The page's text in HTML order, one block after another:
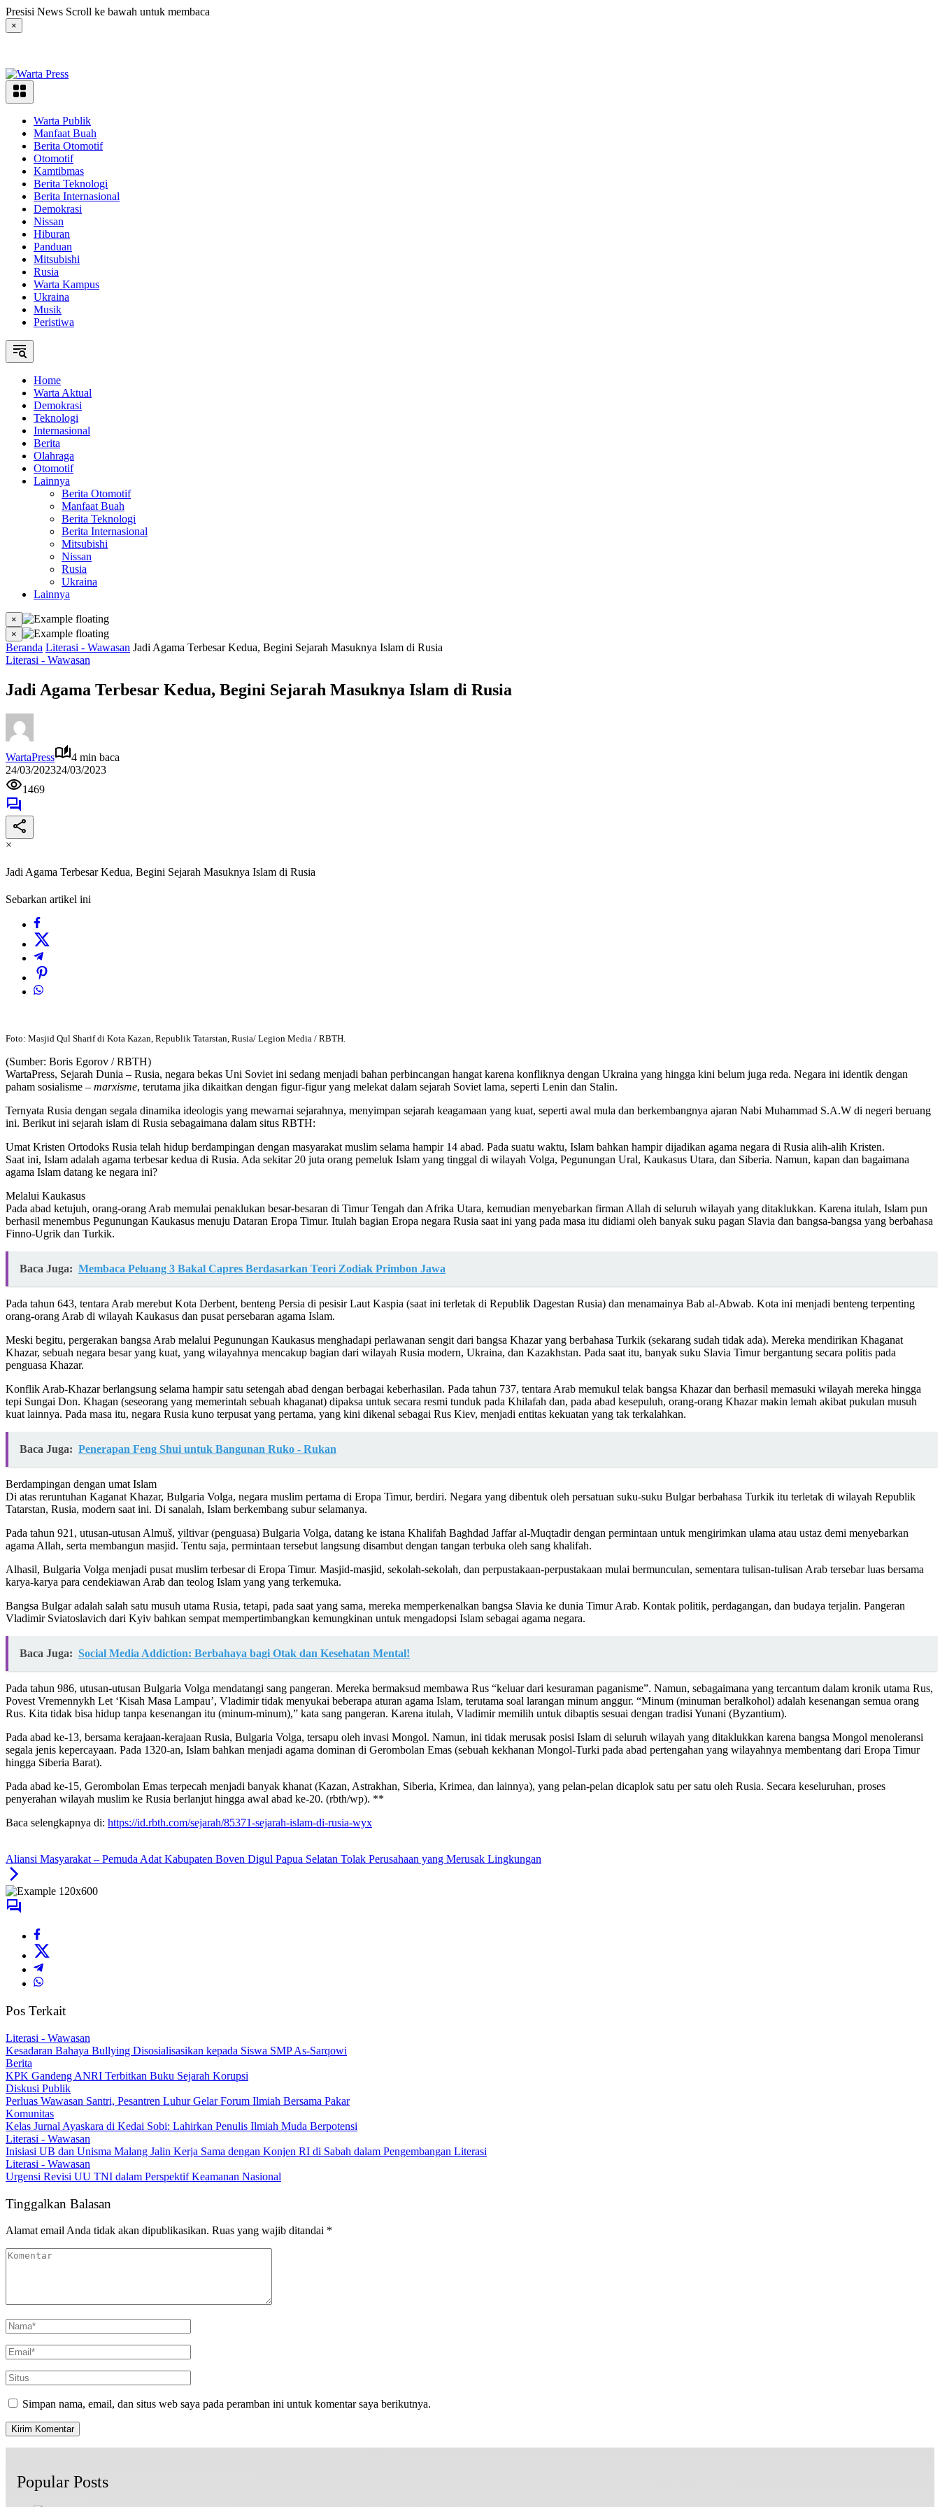
Langsung
ke
konten
Presisi News Scroll ke bawah untuk membaca
×
Warta Publik
Manfaat Buah
Berita Otomotif
Otomotif
Kamtibmas
Berita Teknologi
Berita Internasional
Demokrasi
Nissan
Hiburan
Panduan
Mitsubishi
Rusia
Warta Kampus
Ukraina
Musik
Peristiwa
Home
Warta Aktual
Demokrasi
Teknologi
Internasional
Berita
Olahraga
Otomotif
Lainnya
Berita Otomotif
Manfaat Buah
Berita Teknologi
Berita Internasional
Mitsubishi
Nissan
Rusia
Ukraina
Lainnya
×
×
Beranda Literasi - Wawasan Jadi Agama Terbesar Kedua, Begini Sejarah Masuknya Islam di Rusia
Literasi - Wawasan
Jadi Agama Terbesar Kedua, Begini Sejarah Masuknya Islam di Rusia
WartaPress
4 min baca
24/03/202324/03/2023
1469
×
Jadi Agama Terbesar Kedua, Begini Sejarah Masuknya Islam di Rusia
Sebarkan artikel ini
Foto: Masjid Qul Sharif di Kota Kazan, Republik Tatarstan, Rusia/ Legion Media / RBTH.
(Sumber: Boris Egorov / RBTH)
WartaPress, Sejarah Dunia – Rusia, negara bekas Uni Soviet ini sedang menjadi bahan perbincangan hangat karena konfliknya dengan Ukraina yang hingga kini belum juga reda. Negara ini identik dengan
paham sosialisme – marxisme, terutama jika dikaitkan dengan figur-figur yang melekat dalam sejarah Soviet lama, seperti Lenin dan Stalin.
Ternyata Rusia dengan segala dinamika ideologis yang mewarnai sejarahnya, menyimpan sejarah keagamaan yang kuat, seperti awal mula dan berkembangnya ajaran Nabi Muhammad S.A.W di negeri beruang
ini. Berikut ini sejarah islam di Rusia sebagaimana dalam situs RBTH:
Umat Kristen Ortodoks Rusia telah hidup berdampingan dengan masyarakat muslim selama hampir 14 abad. Pada suatu waktu, Islam bahkan hampir dijadikan agama negara di Rusia alih-alih Kristen.
Saat ini, Islam adalah agama terbesar kedua di Rusia. Ada sekitar 20 juta orang pemeluk Islam yang tinggal di wilayah Volga, Pegunungan Ural, Kaukasus Utara, dan Siberia. Namun, kapan dan bagaimana
agama Islam datang ke negara ini?
Melalui Kaukasus
Pada abad ketujuh, orang-orang Arab memulai penaklukan besar-besaran di Timur Tengah dan Afrika Utara, kemudian menyebarkan firman Allah di seluruh wilayah yang ditaklukkan. Karena itulah, Islam pun
berhasil menembus Pegunungan Kaukasus menuju Dataran Eropa Timur. Itulah bagian Eropa negara Rusia saat ini yang pada masa itu didiami oleh banyak suku pagan Slavia dan bangsa-bangsa yang berbahasa
Finno-Ugrik dan Turkik.
Baca Juga: Membaca Peluang 3 Bakal Capres Berdasarkan Teori Zodiak Primbon Jawa
Pada tahun 643, tentara Arab merebut Kota Derbent, benteng Persia di pesisir Laut Kaspia (saat ini terletak di Republik Dagestan Rusia) dan menamainya Bab al-Abwab. Kota ini menjadi benteng terpenting
orang-orang Arab di wilayah Kaukasus dan pusat persebaran agama Islam.
Meski begitu, pergerakan bangsa Arab melalui Pegunungan Kaukasus menghadapi perlawanan sengit dari bangsa Khazar yang berbahasa Turkik (sekarang sudah tidak ada). Mereka mendirikan Khaganat
Khazar, sebuah negara besar yang kuat, yang wilayahnya mencakup bagian dari wilayah Rusia modern, Ukraina, dan Kazakhstan. Pada saat itu, banyak suku Slavia Timur bergantung secara politis pada
penguasa Khazar.
Konflik Arab-Khazar berlangsung selama hampir satu setengah abad dengan berbagai keberhasilan. Pada tahun 737, tentara Arab memukul telak bangsa Khazar dan berhasil memasuki wilayah mereka hingga
tepi Sungai Don. Khagan (seseorang yang memerintah sebuah khaganat) dipaksa untuk secara resmi tunduk pada Khilafah dan, pada abad kesepuluh, orang-orang Khazar makin lemah akibat pukulan musuh
kuat lainnya. Pada masa itu, negara Rusia kuno terpusat yang pertama, yang kini dikenal sebagai Rus Kiev, menjadi entitas kekuatan yang tak terkalahkan.
Baca Juga: Penerapan Feng Shui untuk Bangunan Ruko - Rukan
Berdampingan dengan umat Islam
Di atas reruntuhan Kaganat Khazar, Bulgaria Volga, negara muslim pertama di Eropa Timur, berdiri. Negara yang dibentuk oleh persatuan suku-suku Bulgar berbahasa Turkik itu terletak di wilayah Republik
Tatarstan, Rusia, modern saat ini. Di sanalah, Islam berkembang subur selamanya.
Pada tahun 921, utusan-utusan Almuš, yiltivar (penguasa) Bulgaria Volga, datang ke istana Khalifah Baghdad Jaffar al-Muqtadir dengan permintaan untuk mengirimkan ulama atau ustaz demi menyebarkan
agama Allah, serta membangun masjid. Tentu saja, permintaan tersebut langsung disambut dengan tangan terbuka oleh sang khalifah.
Alhasil, Bulgaria Volga menjadi pusat muslim terbesar di Eropa Timur. Masjid-masjid, sekolah-sekolah, dan perpustakaan-perpustakaan mulai bermunculan, sementara tulisan-tulisan Arab tersebar luas bersama
karya-karya para cendekiawan Arab dan teolog Islam yang yang terkemuka.
Bangsa Bulgar adalah salah satu musuh utama Rusia, tetapi, pada saat yang sama, mereka memperkenalkan bangsa Slavia ke dunia Timur Arab. Kontak politik, perdagangan, dan budaya terjalin. Pangeran
Vladimir Sviatoslavich dari Kyiv bahkan sempat mempertimbangkan kemungkinan untuk mengadopsi Islam sebagai agama negara.
Baca Juga: Social Media Addiction: Berbahaya bagi Otak dan Kesehatan Mental!
Pada tahun 986, utusan-utusan Bulgaria Volga mendatangi sang pangeran. Mereka bermaksud membawa Rus “keluar dari kesuraman paganisme”. Namun, sebagaimana yang tercantum dalam kronik utama Rus,
Povest Vremennykh Let ‘Kisah Masa Lampau’, Vladimir tidak menyukai beberapa aturan agama Islam, terutama soal larangan minum anggur. “Minum (minuman beralkohol) adalah kesenangan semua orang
Rus. Kita tidak bisa hidup tanpa kesenangan itu (minum-minum),” kata sang pangeran. Karena itulah, Vladimir memilih untuk dibaptis sesuai dengan tradisi Yunani (Byzantium).
Pada abad ke-13, bersama kerajaan-kerajaan Rusia, Bulgaria Volga, tersapu oleh invasi Mongol. Namun, ini tidak merusak posisi Islam di seluruh wilayah yang ditaklukkan karena bangsa Mongol menoleransi
segala jenis kepercayaan. Pada 1320-an, Islam bahkan menjadi agama dominan di Gerombolan Emas (sebuah kekhanan Mongol-Turki pada abad pertengahan yang wilayahnya membentang dari Eropa Timur
hingga Siberia Barat).
Pada abad ke-15, Gerombolan Emas terpecah menjadi banyak khanat (Kazan, Astrakhan, Siberia, Krimea, dan lainnya), yang pelan-pelan dicaplok satu per satu oleh Rusia. Secara keseluruhan, proses
penyerahan wilayah muslim ke Rusia berlanjut hingga awal abad ke-20. (rbth/wp). **
Baca selengkapnya di: https://id.rbth.com/sejarah/85371-sejarah-islam-di-rusia-wyx
Aliansi Masyarakat – Pemuda Adat Kabupaten Boven Digul Papua Selatan Tolak Perusahaan yang Merusak Lingkungan
Pos Terkait
Literasi - Wawasan
Kesadaran Bahaya Bullying Disosialisasikan kepada Siswa SMP As-Sarqowi
Berita
KPK Gandeng ANRI Terbitkan Buku Sejarah Korupsi
Diskusi Publik
Perluas Wawasan Santri, Pesantren Luhur Gelar Forum Ilmiah Bersama Pakar
Komunitas
Kelas Jurnal Ayaskara di Kedai Sobi: Lahirkan Penulis Ilmiah Muda Berpotensi
Literasi - Wawasan
Inisiasi UB dan Unisma Malang Jalin Kerja Sama dengan Konjen RI di Sabah dalam Pengembangan Literasi
Literasi - Wawasan
Urgensi Revisi UU TNI dalam Perspektif Keamanan Nasional
Tinggalkan Balasan
Alamat email Anda tidak akan dipublikasikan. Ruas yang wajib ditandai *
Simpan nama, email, dan situs web saya pada peramban ini untuk komentar saya berikutnya.
Popular Posts